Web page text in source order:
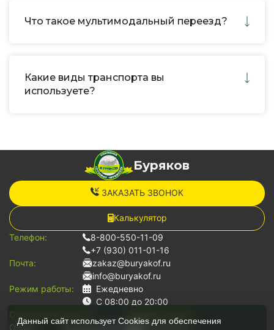
Что такое мультимодальный переезд?
Какие виды транспорта вы
используете?
Буряков
ЗАКАЗАТЬ ЗВОНОК
Калькулятор
Телефон:
8-800-550-11-09
+7 (930) 011-01-16
Почта:
zakaz@buryakof.ru
info@buryakof.ru
Режим работы:
Ежедневно
С 08:00 до 20:00
О компании:
О нас
Грузоперевозки
Наличными
Данный сайт использует Cookies для обеспечения